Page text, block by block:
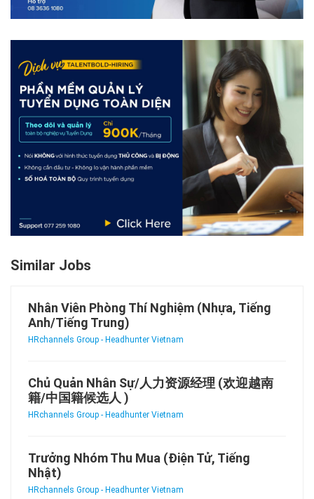
Similar Jobs
Nhân Viên Phòng Thí Nghiệm (Nhựa, Tiếng
Anh/Tiếng Trung)
HRchannels Group - Headhunter Vietnam
Chủ Quản Nhân Sự/人力资源经理 (欢迎越南
籍/中国籍候选人 )
HRchannels Group - Headhunter Vietnam
Trưởng Nhóm Thu Mua (Điện Tử, Tiếng
Nhật)
HRchannels Group - Headhunter Vietnam